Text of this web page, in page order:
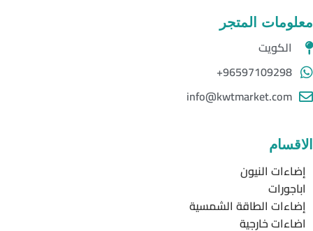
معلومات المتجر
الكويت
96597109298+
info@kwtmarket.com
الاقسام
إضاءات النيون
اباجورات
إضاءات الطاقة الشمسية
اضاءات خارجية